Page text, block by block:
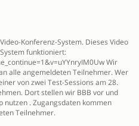
Konferenz-System. Dieses Video
funktioniert:
Wir
alle angemeldeten Teilnehmer. Wer
von zwei Test-Sessions am 28.
Dort stellen wir BBB vor und
nutzen . Zugangsdaten kommen
Teilnehmer.